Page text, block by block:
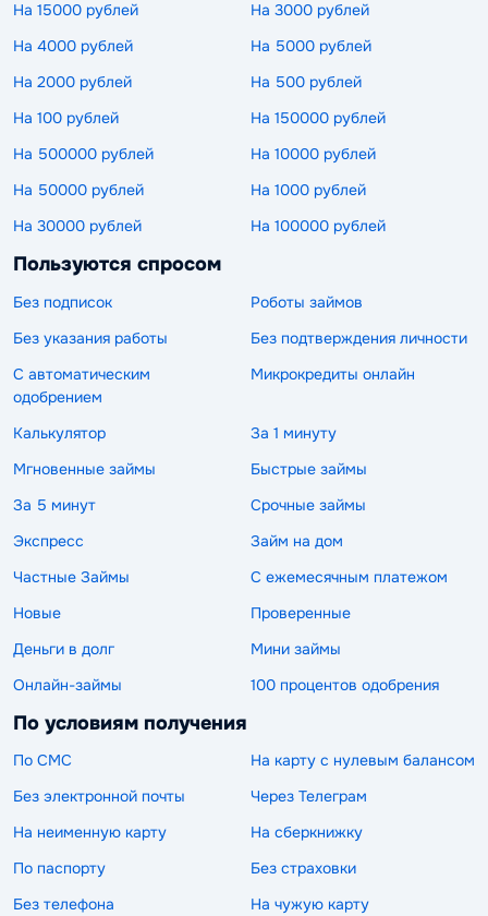
На 15000 рублей
На 3000 рублей
На 4000 рублей
На 5000 рублей
На 2000 рублей
На 500 рублей
На 100 рублей
На 150000 рублей
На 500000 рублей
На 10000 рублей
На 50000 рублей
На 1000 рублей
На 30000 рублей
На 100000 рублей
Пользуются спросом
Без подписок
Роботы займов
Без указания работы
Без подтверждения личности
С автоматическим
одобрением
Микрокредиты онлайн
Калькулятор
За 1 минуту
Мгновенные займы
Быстрые займы
За 5 минут
Срочные займы
Экспресс
Займ на дом
Частные Займы
С ежемесячным платежом
Новые
Проверенные
Деньги в долг
Мини займы
Онлайн-займы
100 процентов одобрения
По условиям получения
По СМС
На карту с нулевым балансом
Без электронной почты
Через Телеграм
На неименную карту
На сберкнижку
По паспорту
Без страховки
Без телефона
На чужую карту